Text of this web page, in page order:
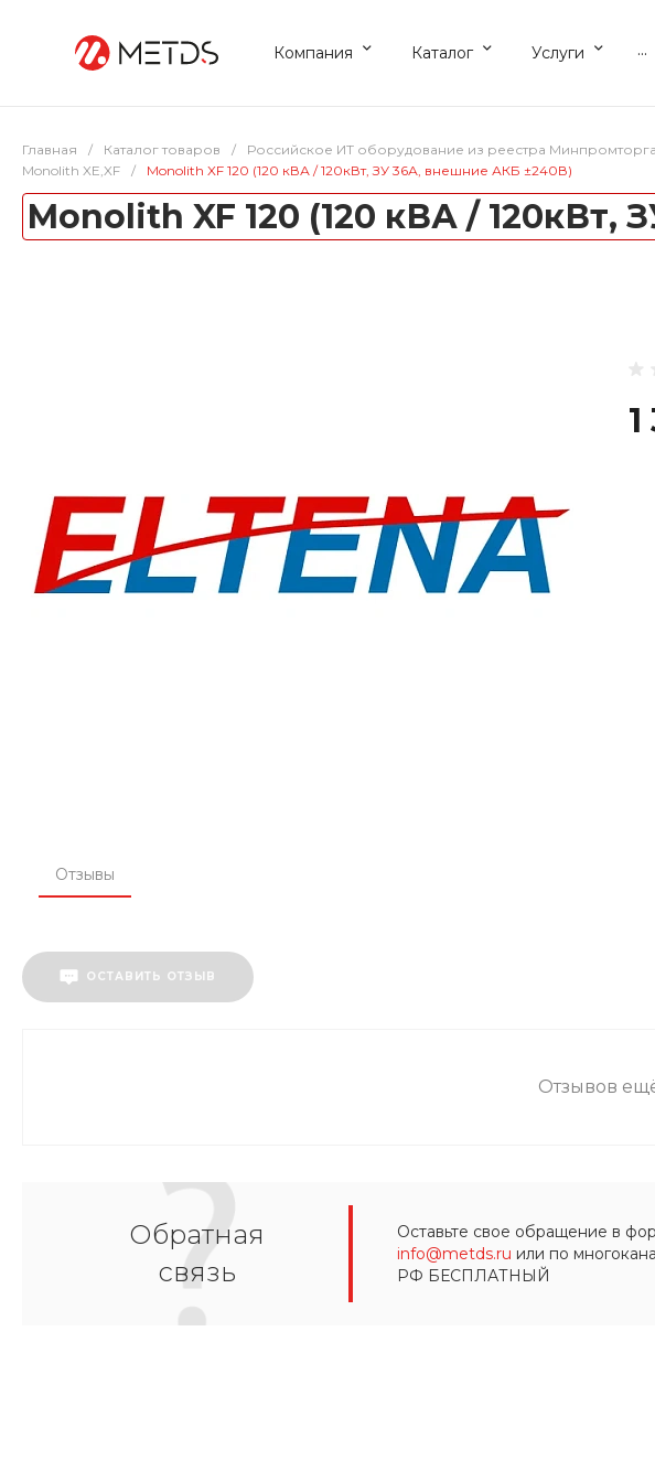
Компания Каталог Услуги ...
Главная / Каталог товаров / Российское ИТ оборудование из реестра Минпромторга
Monolith XE,XF
/ Monolith XF 120 (120 кВА / 120кВт, ЗУ 36А, внешние АКБ ±240В)
Monolith XF 120 (120 кВА /
Отзывы
ОСТАВИТЬ ОТЗЫВ
Отзывов
Обратная
связь
Оставьте свое обращение в
info@metds.ru или по
РФ БЕСПЛАТНЫЙ